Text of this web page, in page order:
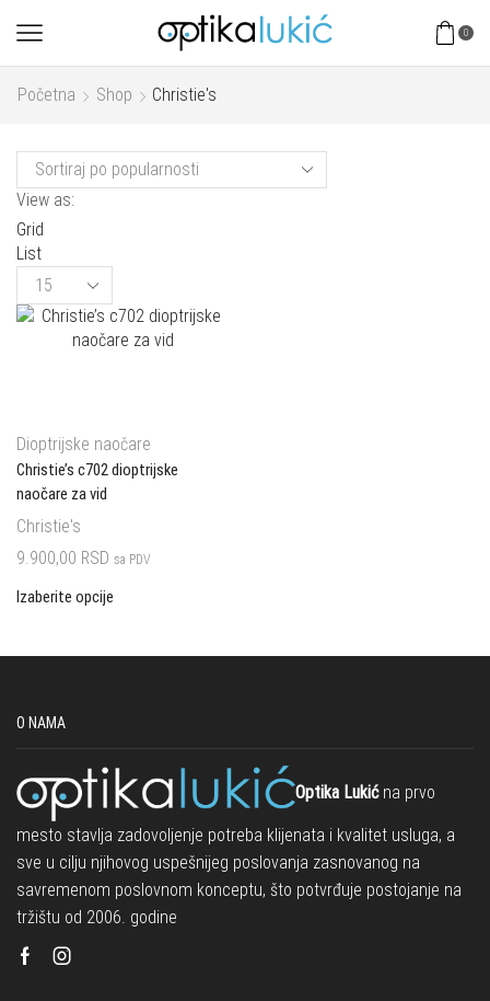
0
Početna Shop Christie's
View as:
Grid
List
Products
per
page
Dioptrijske naočare
Christie’s c702 dioptrijske
naočare za vid
Christie's
9.900,00 RSD sa PDV
Izaberite opcije
O NAMA
Optika Lukićna prvo
mesto stavlja zadovoljenje potreba klijenata i kvalitet usluga, a
sve u cilju njihovog uspešnijeg poslovanja zasnovanog na
savremenom poslovnom konceptu, što potvrđuje postojanje na
tržištu od 2006. godine
FacebookInstagram